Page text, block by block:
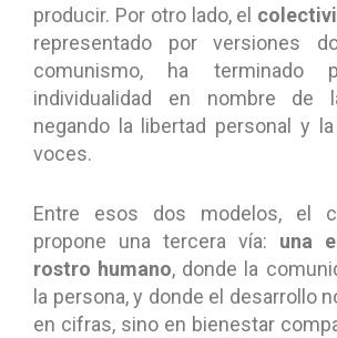
producir. Por otro lado, el
representado por versiones
comunismo, ha terminado
individualidad en nombre de
negando la libertad personal y
voces.
Entre esos dos modelos, el
propone una tercera vía: una
rostro humano, donde la
la persona, y donde el desarrollo
en cifras, sino en bienestar